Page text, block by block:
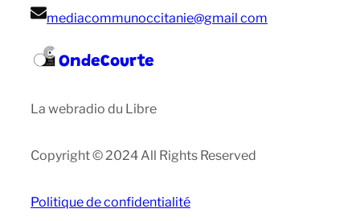
mediacommunoccitanie@gmail com
OndeCourte
La webradio du Libre
Copyright © 2024 All Rights Reserved
Politique de confidentialité